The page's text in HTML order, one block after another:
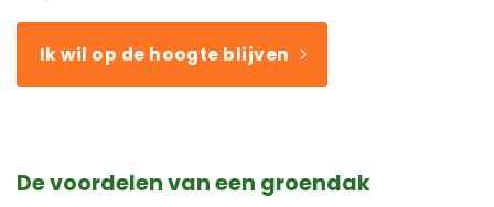
Ik wil op de hoogte blijven
De voordelen van een groendak